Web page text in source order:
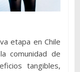
etapa en Chile
comunidad de
tangibles,